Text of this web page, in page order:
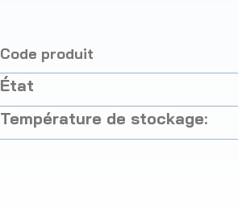
Code produit
État
Température de stockage: